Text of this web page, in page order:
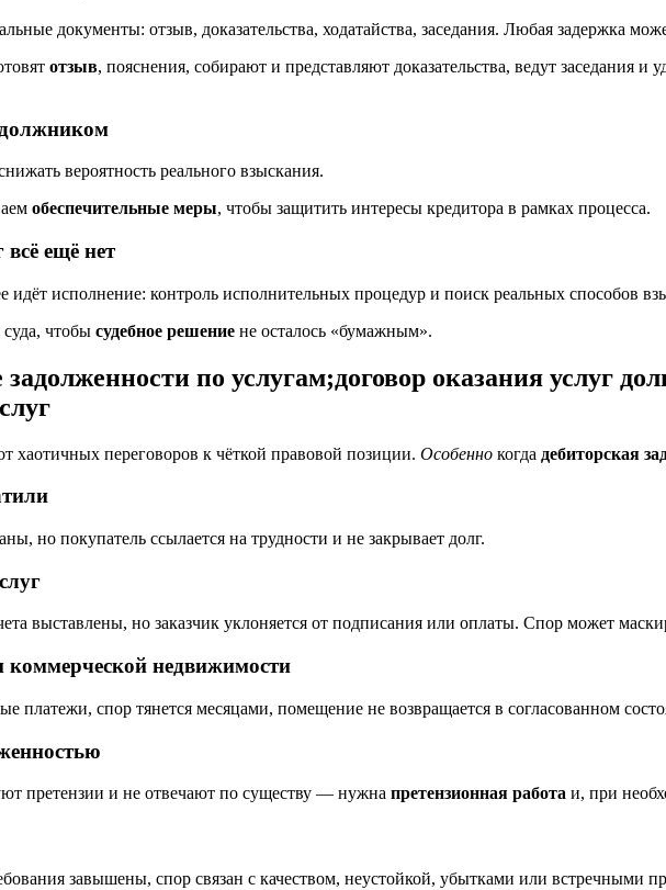
документы: отзыв, доказательства, ходатайства, заседания. Любая задержка
отзыв, пояснения, собирают и представляют доказательства, ведут
вероятность реального взыскания.
обеспечительные меры, чтобы защитить интересы кредитора в рамках процесса.
всё ещё нет
исполнение: контроль исполнительных процедур и поиск реальных способов
чтобы судебное решение не осталось «бумажным».
по услугам;договор оказания услуг
хаотичных переговоров к чёткой правовой позиции. Особенно когда дебиторская
но покупатель ссылается на трудности и не закрывает долг.
выставлены, но заказчик уклоняется от подписания или оплаты. Спор может
коммерческой недвижимости
платежи, спор тянется месяцами, помещение не возвращается в согласованном
претензии и не отвечают по существу — нужна претензионная работа и, при
завышены, спор связан с качеством, неустойкой, убытками или встречными